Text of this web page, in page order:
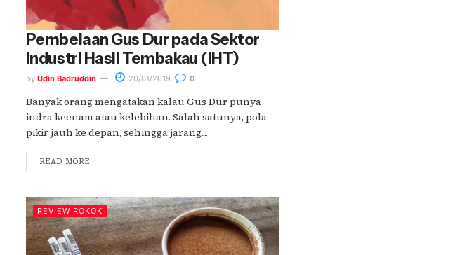
Pembelaan Gus Dur pada Sektor
Industri Hasil Tembakau (IHT)
by Udin Badruddin 20/01/2019 0
Banyak orang mengatakan kalau Gus Dur punya
indra keenam atau kelebihan. Salah satunya, pola
pikir jauh ke depan, sehingga jarang....
READ MORE
REVIEW ROKOK